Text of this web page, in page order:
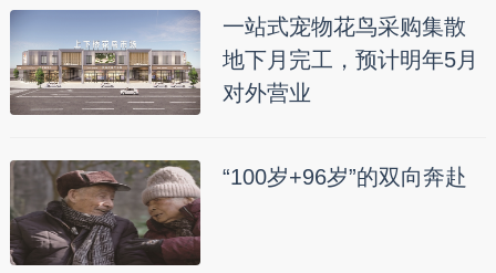
一站式宠物花鸟采购集散
地下月完工，预计明年5月
对外营业
“100岁+96岁”的双向奔赴